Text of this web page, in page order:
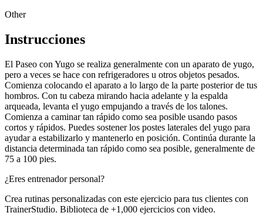
Other
Instrucciones
El Paseo con Yugo se realiza generalmente con un aparato de yugo,
pero a veces se hace con refrigeradores u otros objetos pesados.
Comienza colocando el aparato a lo largo de la parte posterior de tus
hombros. Con tu cabeza mirando hacia adelante y la espalda
arqueada, levanta el yugo empujando a través de los talones.
Comienza a caminar tan rápido como sea posible usando pasos
cortos y rápidos. Puedes sostener los postes laterales del yugo para
ayudar a estabilizarlo y mantenerlo en posición. Continúa durante la
distancia determinada tan rápido como sea posible, generalmente de
75 a 100 pies.
¿Eres entrenador personal?
Crea rutinas personalizadas con este ejercicio para tus clientes con
TrainerStudio. Biblioteca de +1,000 ejercicios con video.